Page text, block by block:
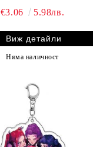
€3.06
5.98лв.
Виж детайли
Няма наличност